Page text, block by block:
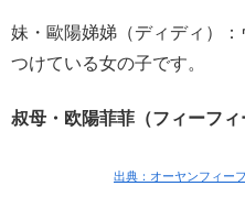
妹・歐陽娣娣（ディディ）
つけている女の子です。
叔母・欧陽菲菲（フィーフ
出典：オーヤンフィー